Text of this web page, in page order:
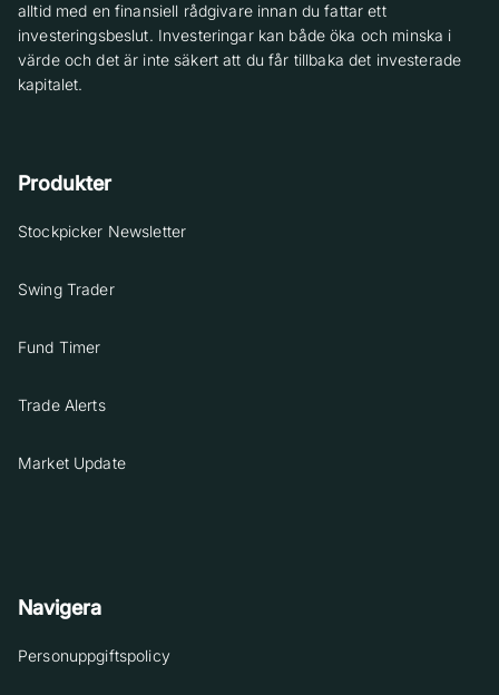
alltid med en finansiell rådgivare innan du fattar ett
investeringsbeslut. Investeringar kan både öka och minska i
värde och det är inte säkert att du får tillbaka det investerade
kapitalet.
Produkter
Stockpicker Newsletter
Swing Trader
Fund Timer
Trade Alerts
Market Update
Navigera
Personuppgiftspolicy